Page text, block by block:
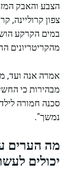
הצבע והאבק
במים הקרקע
מהקריטריונים
אמרה אנה ועד,
מבהירות כי
סכנה חמורה
נמשך".
מה הערים
יכולים